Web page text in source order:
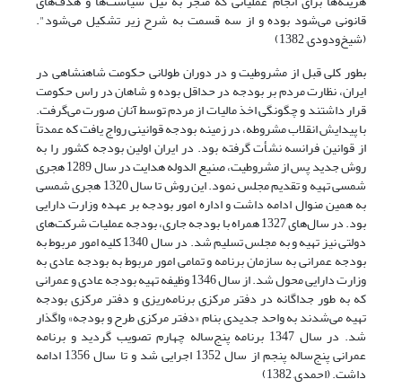
قانونی می‌شود بوده و از سه قسمت به شرح زیر تشکیل می‌شود".
(شیخ‌ودودی, 1382)
بطور کلی قبل از مشروطیت و در دوران طولانی حکومت شاهنشاهی در
ایران، نظارت مردم بر بودجه در حداقل بوده و شاهان در راس حکومت
قرار داشتند و چگونگی اخذ مالیات از مردم توسط آنان صورت می‌گرفت.
با پیدایش انقلاب مشروطه، در زمینه بودجه قوانینی رواج یافت که عمدتاً
از قوانین فرانسه نشأت گرفته بود. در ایران اولین بودجه کشور را به
روش جدید پس از مشروطیت، صنیع الدوله هدایت در سال 1289 هجری
شمسی تهیه و تقدیم مجلس نمود. این روش تا سال 1320 هجری شمسی
به همین منوال ادامه داشت و اداره امور بودجه بر عهده وزارت دارایی
بود. در سال‌های 1327 همراه با بودجه جاری، بودجه عملیات شرکت‌های
دولتی نیز تهیه و به مجلس تسلیم شد. در سال 1340 کلیه امور مربوط به
بودجه عمرانی به سازمان برنامه و تمامی امور مربوط به بودجه عادی به
وزارت دارایی محول شد. از سال 1346 وظیفه تهیه بودجه عادی و عمرانی
که به طور جداگانه در دفتر مرکزی برنامه‌ریزی و دفتر مرکزی بودجه
تهیه می‌شدند به واحد جدیدی بنام «دفتر مرکزی طرح و بودجه» واگذار
شد. در سال 1347 برنامه پنج‌ساله چهارم تصویب گردید و برنامه
عمرانی پنج‌ساله پنجم از سال 1352 اجرایی شد و تا سال 1356 ادامه
داشت. (احمدی, 1382)